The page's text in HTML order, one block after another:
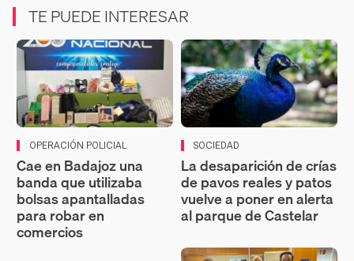
TE PUEDE INTERESAR
OPERACIÓN POLICIAL
Cae en Badajoz una
banda que utilizaba
bolsas apantalladas
para robar en
comercios
SOCIEDAD
La desaparición de crías
de pavos reales y patos
vuelve a poner en alerta
al parque de Castelar